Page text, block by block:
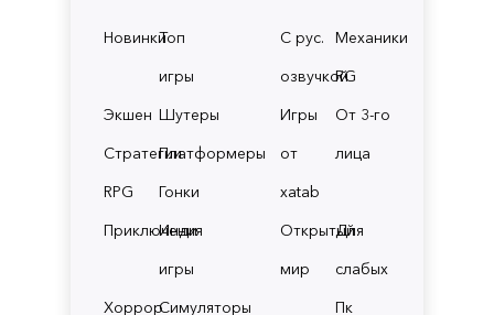
НовинкиТоп
игры
Экшен Шутеры
СтратегииПлатформеры
RPG
Гонки
Приключения
Инди
игры
ХоррорСимуляторы
С рус.
озвучкой
Механики
RG
Игры
от
xatab
От 3-го
лица
Открытый
мир
Для
слабых
Пк